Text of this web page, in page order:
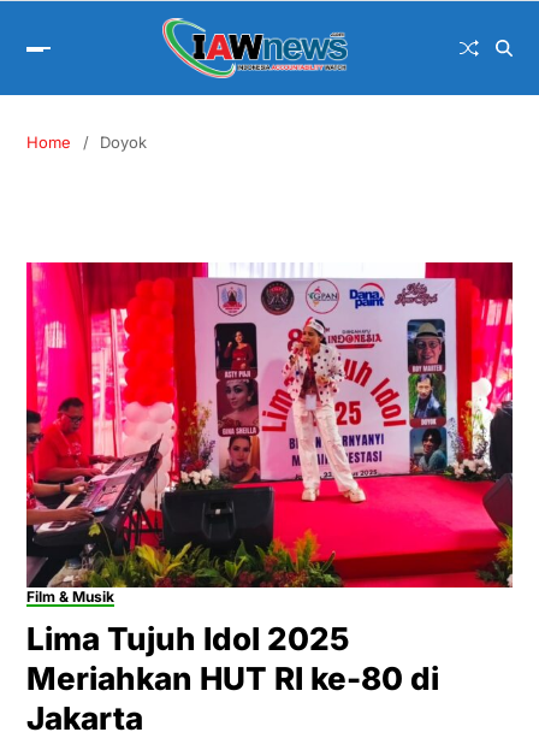
Home Doyok
Film & Musik
Lima Tujuh Idol 2025
Meriahkan HUT RI ke-80 di
Jakarta